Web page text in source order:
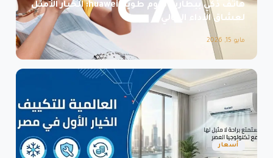
هاتف ذكي ببطارية تدوم طويلاً huawei: الخيار الأمثل
لعشاق الأداء العالي
مايو 15, 2026
أسعار